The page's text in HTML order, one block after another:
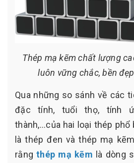
Thép mạ kẽm chất lượng
luôn vững chắc, bền
Qua những so sánh về các
đặc tính, tuổi thọ, tính
thành,...của hai loại thép
là thép đen và thép mạ
rằngthép mạ kẽm là dòng